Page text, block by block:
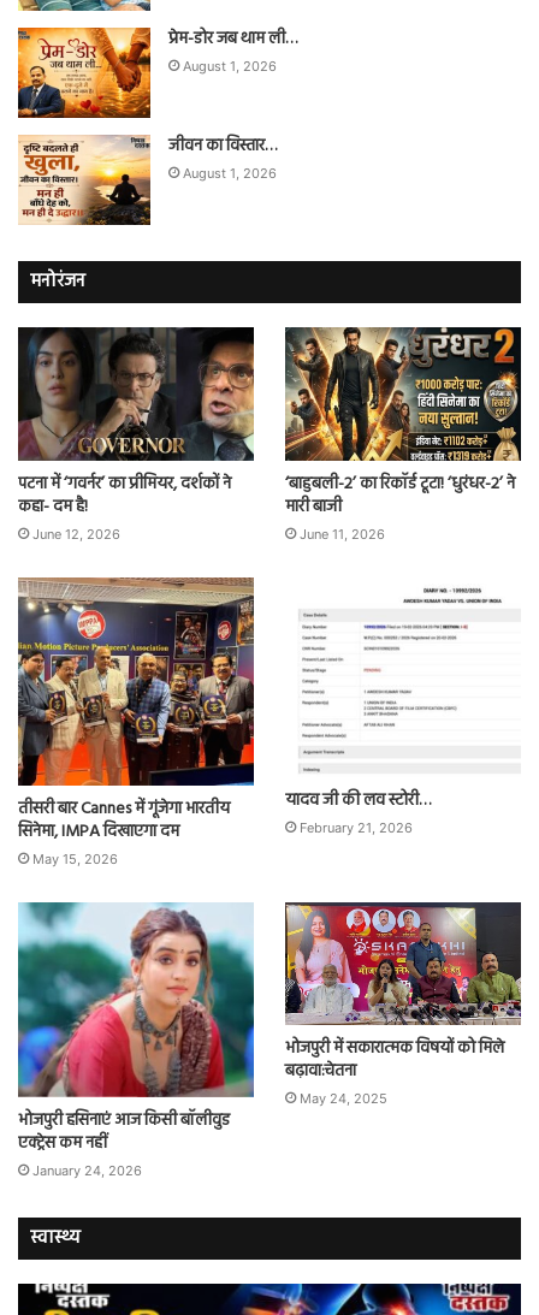
प्रेम-डोर जब थाम ली…
August 1, 2026
जीवन का विस्तार…
August 1, 2026
मनोरंजन
पटना में ‘गवर्नर’ का प्रीमियर, दर्शकों ने
कहा- दम है!
June 12, 2026
‘बाहुबली-2’ का रिकॉर्ड टूटा! ‘धुरंधर-2’ ने
मारी बाजी
June 11, 2026
तीसरी बार Cannes में गूंजेगा भारतीय
सिनेमा, IMPA दिखाएगा दम
May 15, 2026
यादव जी की लव स्टोरी…
February 21, 2026
भोजपुरी हसिनाएं आज किसी बॉलीवुड
एक्ट्रेस कम नहीं
January 24, 2026
भोजपुरी में सकारात्मक विषयों को मिले
बढ़ावा:चेतना
May 24, 2025
स्वास्थ्य